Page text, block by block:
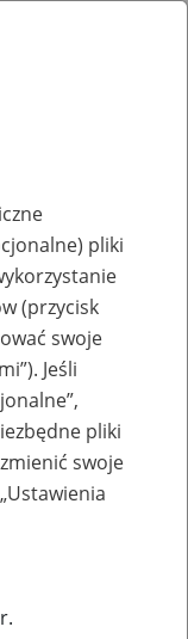
profili
pliki
(przycisk
swoje
Jeśli
pliki
swoje